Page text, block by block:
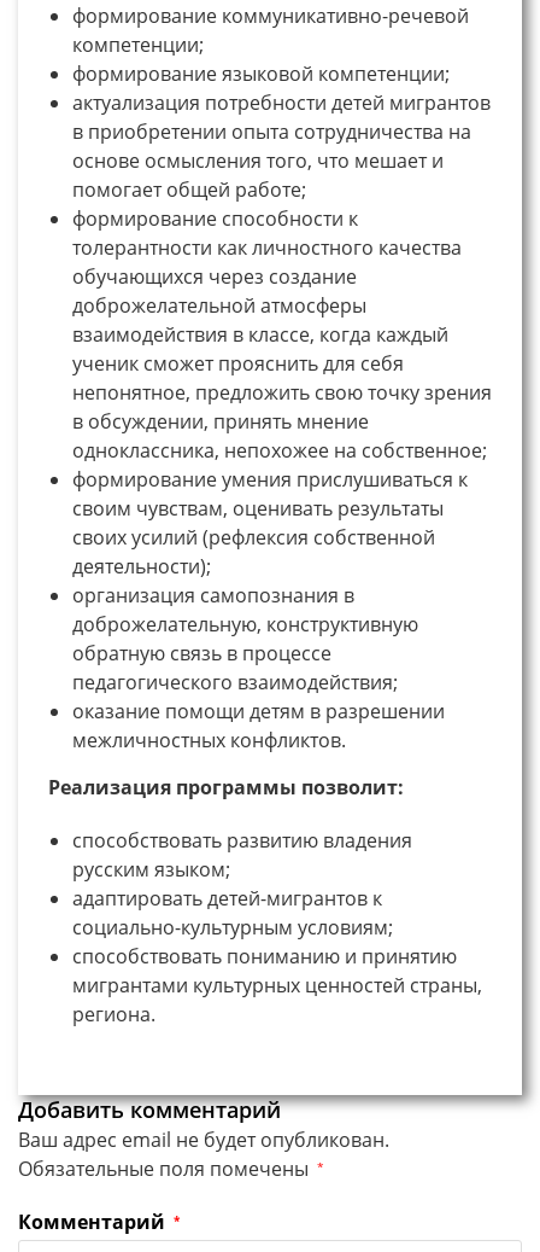
формирование коммуникативно-речевой
компетенции;
формирование языковой компетенции;
актуализация потребности детей мигрантов
в приобретении опыта сотрудничества на
основе осмысления того, что мешает и
помогает общей работе;
формирование способности к
толерантности как личностного качества
обучающихся через создание
доброжелательной атмосферы
взаимодействия в классе, когда каждый
ученик сможет прояснить для себя
непонятное, предложить свою точку зрения
в обсуждении, принять мнение
одноклассника, непохожее на собственное;
формирование умения прислушиваться к
своим чувствам, оценивать результаты
своих усилий (рефлексия собственной
деятельности);
организация самопознания в
доброжелательную, конструктивную
обратную связь в процессе
педагогического взаимодействия;
оказание помощи детям в разрешении
межличностных конфликтов.
Реализация программы позволит:
способствовать развитию владения
русским языком;
адаптировать детей-мигрантов к
социально-культурным условиям;
способствовать пониманию и принятию
мигрантами культурных ценностей страны,
региона.
Добавить комментарий
Ваш адрес email не будет опубликован.
Обязательные поля помечены *
Комментарий *